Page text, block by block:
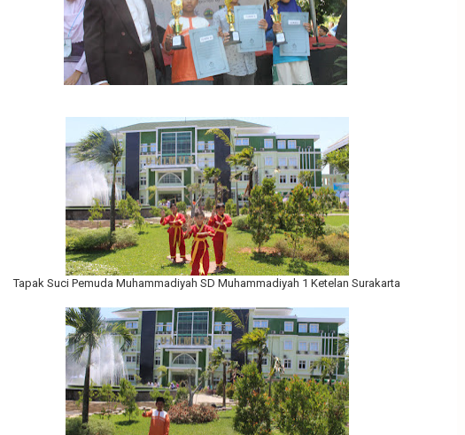
Tapak Suci Pemuda Muhammadiyah SD Muhammadiyah 1 Ketelan Surakarta